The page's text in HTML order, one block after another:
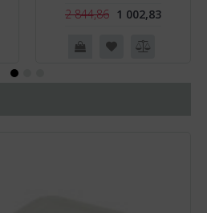
2 844,86 1 002,83